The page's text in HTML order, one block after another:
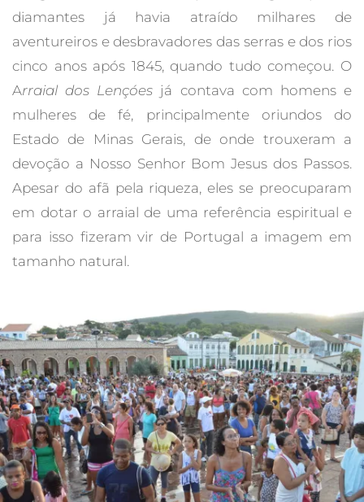
diamantes já havia atraído milhares de
aventureiros e desbravadores das serras e dos rios
cinco anos após 1845, quando tudo começou. O
Arraial dos Lençóes já contava com homens e
mulheres de fé, principalmente oriundos do
Estado de Minas Gerais, de onde trouxeram a
devoção a Nosso Senhor Bom Jesus dos Passos.
Apesar do afã pela riqueza, eles se preocuparam
em dotar o arraial de uma referência espiritual e
para isso fizeram vir de Portugal a imagem em
tamanho natural.